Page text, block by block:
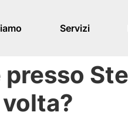
Servizi